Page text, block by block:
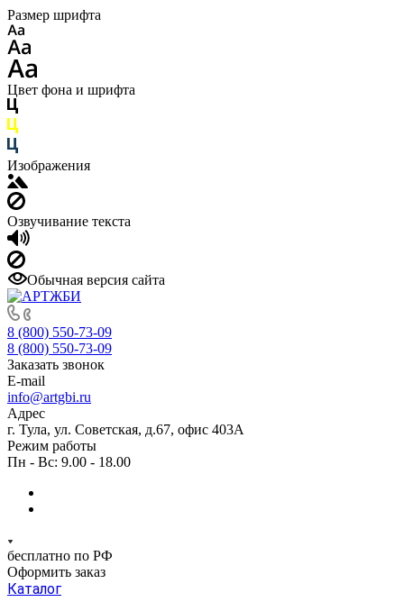
Размер шрифта
Цвет фона и шрифта
Изображения
Озвучивание текста
Обычная версия сайта
8 (800) 550-73-09
8 (800) 550-73-09
Заказать звонок
E-mail
info@artgbi.ru
Адрес
г. Тула, ул. Советская, д.67, офис 403А
Режим работы
Пн - Вс: 9.00 - 18.00
бесплатно по РФ
Оформить заказ
Каталог